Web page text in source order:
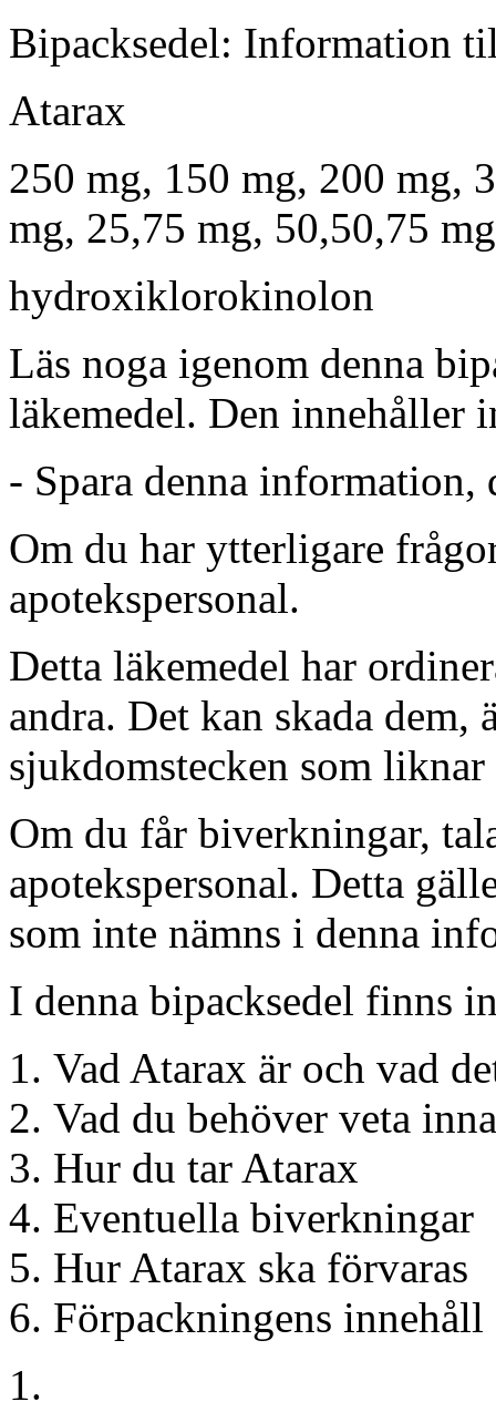
Bipacksedel: Information
Atarax
250 mg, 150 mg, 200 mg,
mg, 25,75 mg, 50,50,75
hydroxiklorokinolon
Läs noga igenom denna
läkemedel. Den
- Spara denna information,
Om du har ytterligare
apotekspersonal.
Detta läkemedel har
andra. Det kan skada dem,
sjukdomstecken som
Om du får biverkningar,
apotekspersonal. Detta
som inte nämns i denna
I denna bipacksedel finns
Vad Atarax är och vad
Vad du behöver veta
Hur du tar Atarax
Eventuella biverkningar
Hur Atarax ska förvaras
Förpackningens